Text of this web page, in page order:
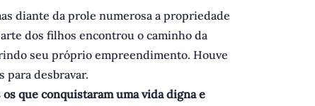
diante da prole numerosa a propriedade
dos filhos encontrou o caminho da
seu próprio empreendimento. Houve
para desbravar.
que conquistaram uma vida digna e